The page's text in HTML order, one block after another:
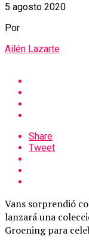
5 agosto 2020
Por
Ailén Lazarte
Share
Tweet
Vans sorprendió
lanzará una
Groening para